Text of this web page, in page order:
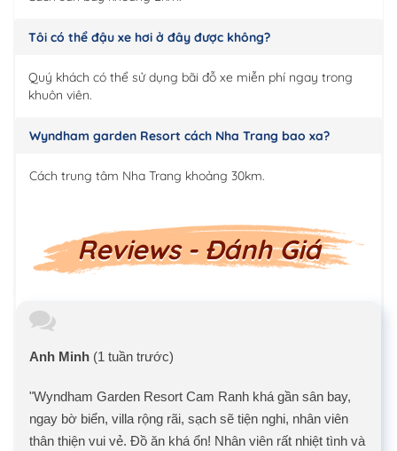
Tôi có thể đậu xe hơi ở đây được không?
Quý khách có thể sử dụng bãi đỗ xe miễn phí ngay trong
khuôn viên.
Wyndham garden Resort cách Nha Trang bao xa?
Cách trung tâm Nha Trang khoảng 30km.
Reviews - Đánh Giá
Anh Minh (1 tuần trước)
"Wyndham Garden Resort Cam Ranh khá gần sân bay,
ngay bờ biển, villa rộng rãi, sạch sẽ tiện nghi, nhân viên
thân thiện vui vẻ. Đồ ăn khá ổn! Nhân viên rất nhiệt tình và